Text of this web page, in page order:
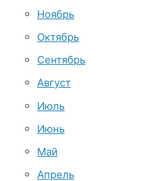
Ноябрь
Октябрь
Сентябрь
Август
Июль
Июнь
Май
Апрель